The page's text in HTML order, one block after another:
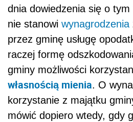
dnia dowiedzenia się o
nie stanowi wynagrodzenia
przez gminę usługę
raczej formę
gminy możliwości
własnością mienia. O
korzystanie z majątku
mówić dopiero wtedy, gdy